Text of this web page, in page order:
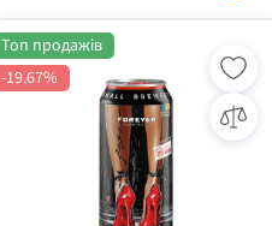
Топ продажів
-19.67%